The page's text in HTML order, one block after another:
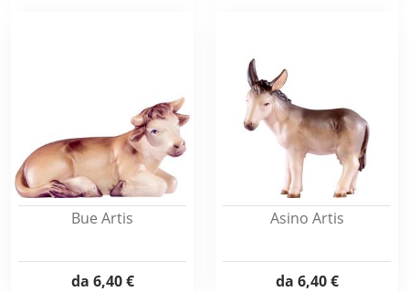
Bue Artis
da 6,40 €
Asino Artis
da 6,40 €